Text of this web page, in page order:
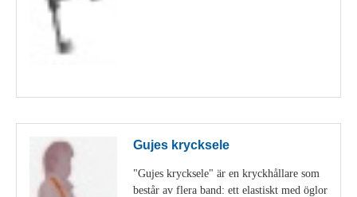
Gujes krycksele
"Gujes krycksele" är en kryckhållare som
består av flera band: ett elastiskt med öglor